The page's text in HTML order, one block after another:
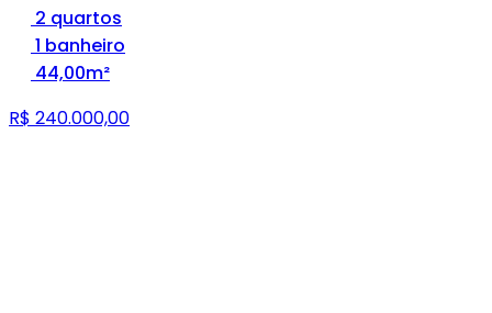
2 quartos
1 banheiro
44,00m²
R$ 240.000,00